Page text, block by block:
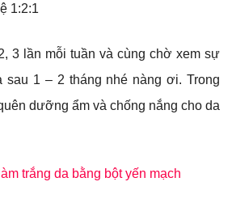
1:2:1
3 lần mỗi tuần và cùng chờ xem sự
sau 1 – 2 tháng nhé nàng ơi. Trong
dưỡng ẩm và chống nắng cho da
trắng da bằng bột yến mạch